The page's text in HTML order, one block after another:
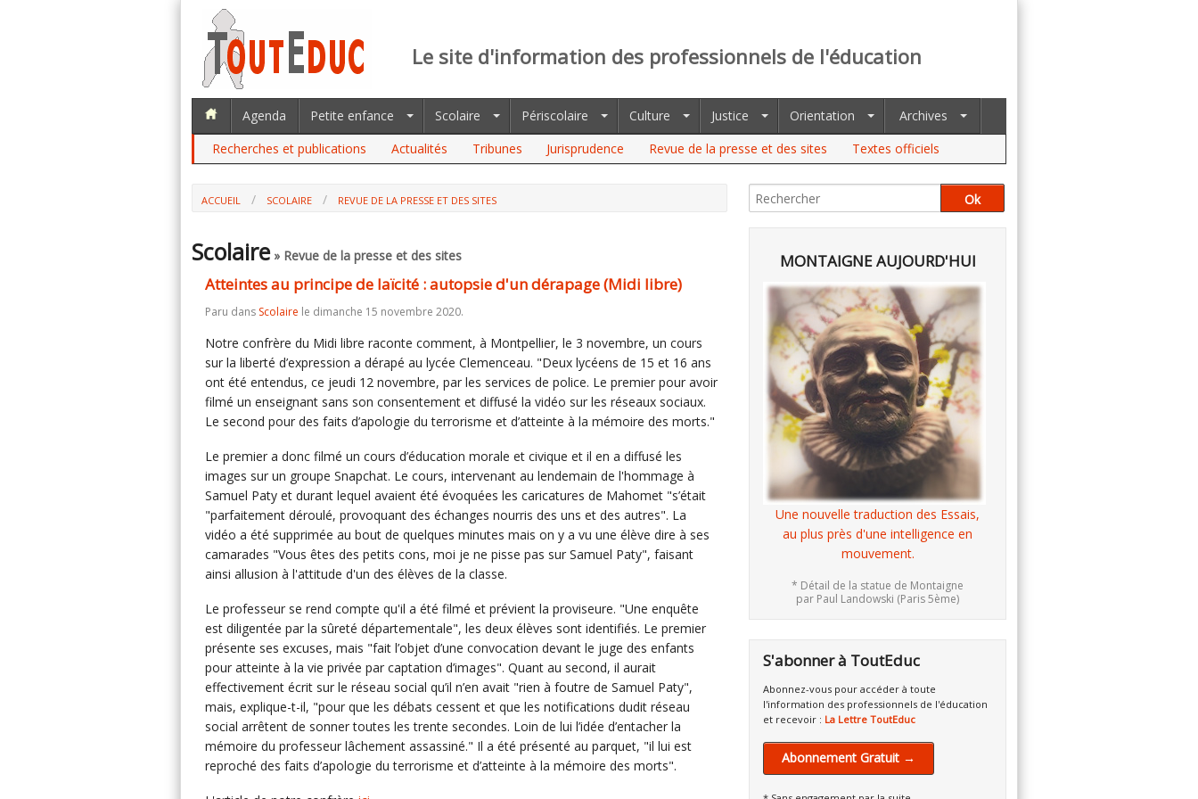
Le site d'information des professionnels de l'éducation
Agenda Petite enfance Scolaire Périscolaire Culture Justice Orientation
Archives
Recherches et publications
Actualités Tribunes Jurisprudence Revue de la presse et des sites Textes officiels
ACCUEIL SCOLAIRE
REVUE DE LA PRESSE ET DES SITES
Scolaire» Revue de la presse et des sites
Atteintes au principe de laïcité : autopsie d'un dérapage (Midi libre)
Paru dans Scolaire le dimanche 15 novembre 2020.
Notre confrère du Midi libre raconte comment, à Montpellier, le 3 novembre, un cours
sur la liberté d’expression a dérapé au lycée Clemenceau. "Deux lycéens de 15 et 16 ans
ont été entendus, ce jeudi 12 novembre, par les services de police. Le premier pour avoir
filmé un enseignant sans son consentement et diffusé la vidéo sur les réseaux sociaux.
Le second pour des faits d’apologie du terrorisme et d’atteinte à la mémoire des morts."
Le premier a donc filmé un cours d’éducation morale et civique et il en a diffusé les
images sur un groupe Snapchat. Le cours, intervenant au lendemain de l'hommage à
Samuel Paty et durant lequel avaient été évoquées les caricatures de Mahomet "s’était
"parfaitement déroulé, provoquant des échanges nourris des uns et des autres". La
vidéo a été supprimée au bout de quelques minutes mais on y a vu une élève dire à ses
camarades "Vous êtes des petits cons, moi je ne pisse pas sur Samuel Paty", faisant
ainsi allusion à l'attitude d'un des élèves de la classe.
Le professeur se rend compte qu'il a été filmé et prévient la proviseure. "Une enquête
est diligentée par la sûreté départementale", les deux élèves sont identifiés. Le premier
présente ses excuses, mais "fait l’objet d’une convocation devant le juge des enfants
pour atteinte à la vie privée par captation d’images". Quant au second, il aurait
effectivement écrit sur le réseau social qu’il n’en avait "rien à foutre de Samuel Paty",
mais, explique-t-il, "pour que les débats cessent et que les notifications dudit réseau
social arrêtent de sonner toutes les trente secondes. Loin de lui l’idée d’entacher la
mémoire du professeur lâchement assassiné." Il a été présenté au parquet, "il lui est
reproché des faits d’apologie du terrorisme et d’atteinte à la mémoire des morts".
MONTAIGNE AUJOURD'HUI
Une nouvelle traduction des Essais,
au plus près d'une intelligence en
mouvement.
* Détail de la statue de Montaigne
par Paul Landowski (Paris 5ème)
S'abonner à ToutEduc
Abonnez-vous pour accéder à toute
l'information des professionnels de l'éducation
et recevoir : La Lettre ToutEduc
Abonnement Gratuit →